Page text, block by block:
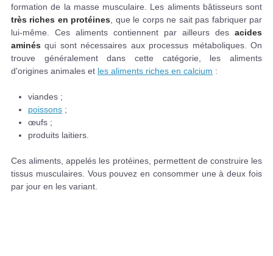
formation de la masse musculaire. Les aliments bâtisseurs sont
très riches en protéines , que le corps ne sait pas fabriquer par
lui-même. Ces aliments contiennent par ailleurs des acides
aminésqui sont nécessaires aux processus métaboliques. On
trouve généralement dans cette catégorie, les aliments
d'origines animales et les aliments riches en calcium :
viandes ;
poissons ;
œufs ;
produits laitiers.
Ces aliments, appelés les protéines, permettent de construire les
tissus musculaires. Vous pouvez en consommer une à deux fois
par jour en les variant.